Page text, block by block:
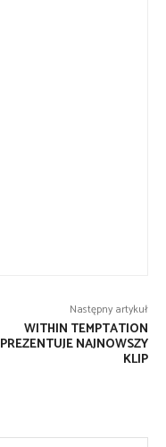
Następny artykuł
WITHIN TEMPTATION
PREZENTUJE NAJNOWSZY
KLIP